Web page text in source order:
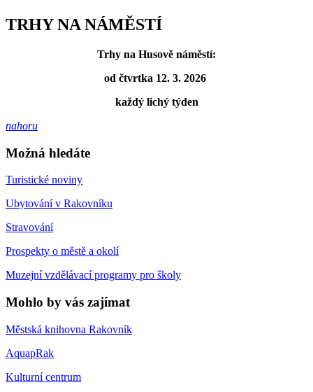
TRHY NA NÁMĚSTÍ
Trhy na Husově náměstí:
od čtvrtka 12. 3. 2026
každý lichý týden
nahoru
Možná hledáte
Turistické noviny
Ubytování v Rakovníku
Stravování
Prospekty o městě a okolí
Muzejní vzdělávací programy pro školy
Mohlo by vás zajímat
Městská knihovna Rakovník
AquapRak
Kulturní centrum